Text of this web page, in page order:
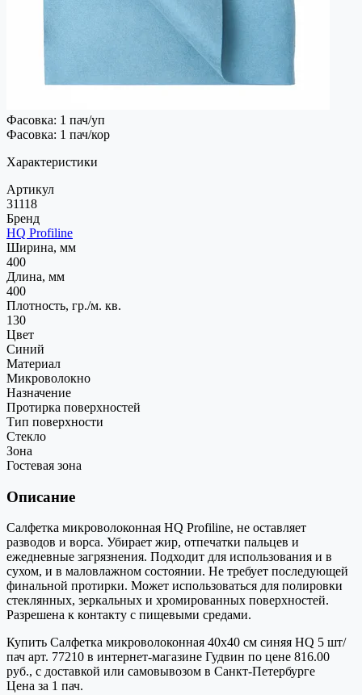
Фасовка: 1 пач/уп
Фасовка: 1 пач/кор
Характеристики
Артикул
31118
Бренд
HQ Profiline
Ширина, мм
400
Длина, мм
400
Плотность, гр./м. кв.
130
Цвет
Синий
Материал
Микроволокно
Назначение
Протирка поверхностей
Тип поверхности
Стекло
Зона
Гостевая зона
Описание
Салфетка микроволоконная HQ Profiline, не оставляет
разводов и ворса. Убирает жир, отпечатки пальцев и
ежедневные загрязнения. Подходит для использования и в
сухом, и в маловлажном состоянии. Не требует последующей
финальной протирки. Может использоваться для полировки
стеклянных, зеркальных и хромированных поверхностей.
Разрешена к контакту с пищевыми средами.
Купить Салфетка микроволоконная 40х40 см синяя HQ 5 шт/
пач арт. 77210 в интернет-магазине Гудвин по цене 816.00
руб., с доставкой или самовывозом в Санкт-Петербурге
Цена за 1 пач.